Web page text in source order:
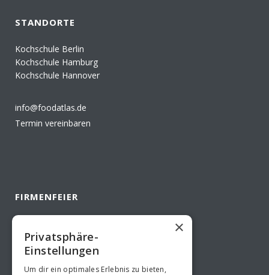
STANDORTE
Kochschule Berlin
Kochschule Hamburg
Kochschule Hannover
info@foodatlas.de
Termin vereinbaren
FIRMENFEIER
Teamevents Hamburg
Teamevents Hannover
×
Privatsphäre-
Einstellungen
Um dir ein optimales Erlebnis zu bieten,